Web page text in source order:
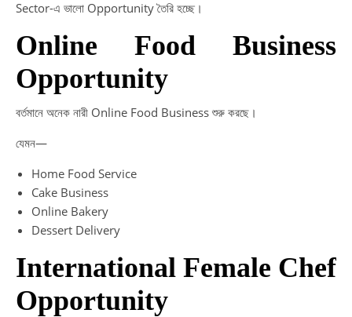
Sector-এ ভালো Opportunity তৈরি হচ্ছে।
Online Food Business
Opportunity
বর্তমানে অনেক নারী Online Food Business শুরু করছে।
যেমন—
Home Food Service
Cake Business
Online Bakery
Dessert Delivery
International Female Chef
Opportunity